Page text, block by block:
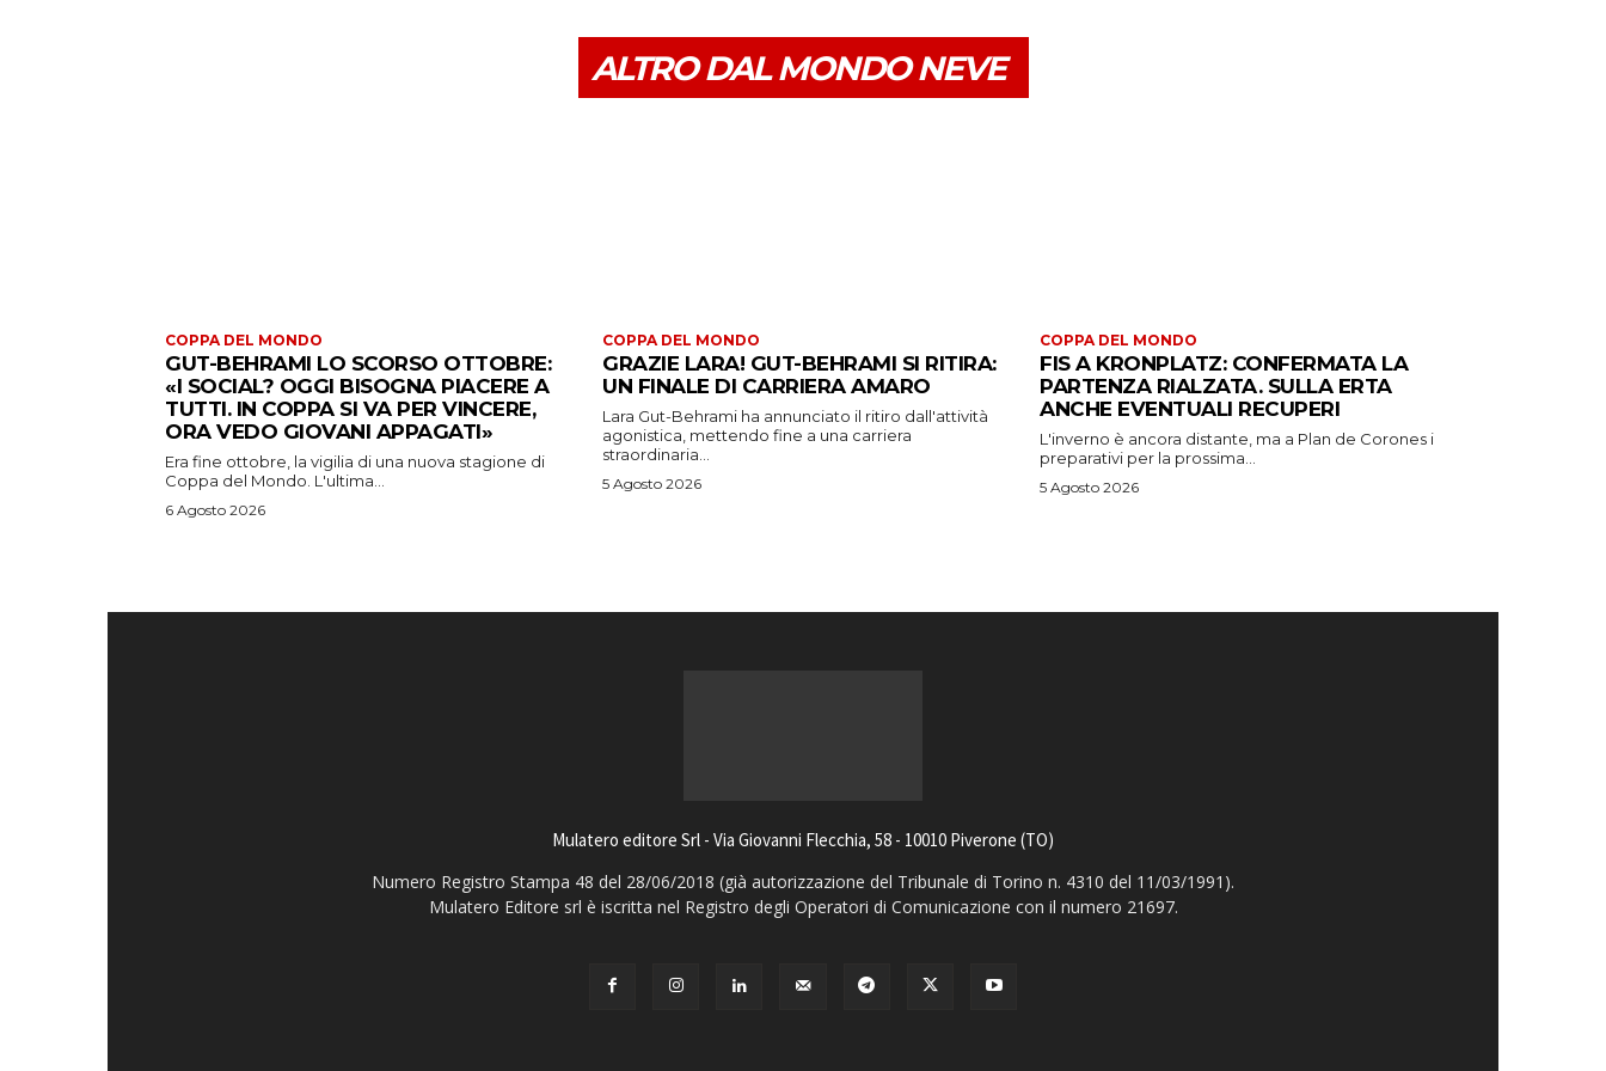
ALTRO DAL MONDO NEVE
COPPA DEL MONDO
GUT-BEHRAMI LO SCORSO OTTOBRE:
«I SOCIAL? OGGI BISOGNA PIACERE A
TUTTI. IN COPPA SI VA PER VINCERE,
ORA VEDO GIOVANI APPAGATI»
Era fine ottobre, la vigilia di una nuova stagione di
Coppa del Mondo. L'ultima...
6 Agosto 2026
COPPA DEL MONDO
GRAZIE LARA! GUT-BEHRAMI SI RITIRA:
UN FINALE DI CARRIERA AMARO
Lara Gut-Behrami ha annunciato il ritiro dall'attività
agonistica, mettendo fine a una carriera
straordinaria...
5 Agosto 2026
COPPA DEL MONDO
FIS A KRONPLATZ: CONFERMATA LA
PARTENZA RIALZATA. SULLA ERTA
ANCHE EVENTUALI RECUPERI
L'inverno è ancora distante, ma a Plan de Corones i
preparativi per la prossima...
5 Agosto 2026
Mulatero editore Srl - Via Giovanni Flecchia, 58 - 10010 Piverone (TO)
Numero Registro Stampa 48 del 28/06/2018 (già autorizzazione del Tribunale di Torino n. 4310 del 11/03/1991).
Mulatero Editore srl è iscritta nel Registro degli Operatori di Comunicazione con il numero 21697.